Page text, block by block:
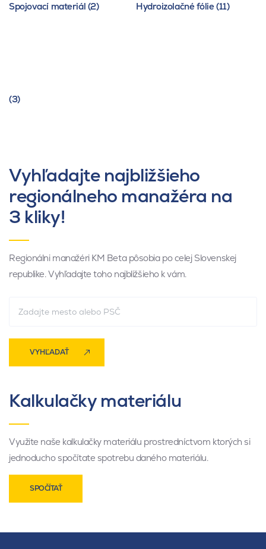
Spojovací materiál (2) Hydroizolačné fólie (11)
(3)
Vyhľadajte najbližšieho
regionálneho manažéra na
3 kliky!
Regionálni manažéri KM Beta pôsobia po celej Slovenskej
republike. Vyhľadajte toho najbližšieho k vám.
VYHĽADAŤ
Kalkulačky materiálu
Využite naše kalkulačky materiálu prostredníctvom ktorých si
jednoducho spočítate spotrebu daného materiálu.
SPOČÍTAŤ